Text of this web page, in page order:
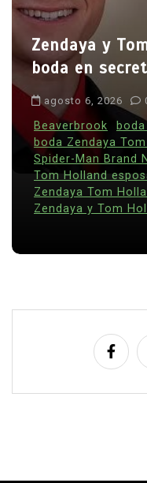
Zendaya y
boda en
agosto 6, 2026
Beaverbrook
boda Zendaya
Spider-Man Brand
Tom Holland
Zendaya Tom
Zendaya y Tom